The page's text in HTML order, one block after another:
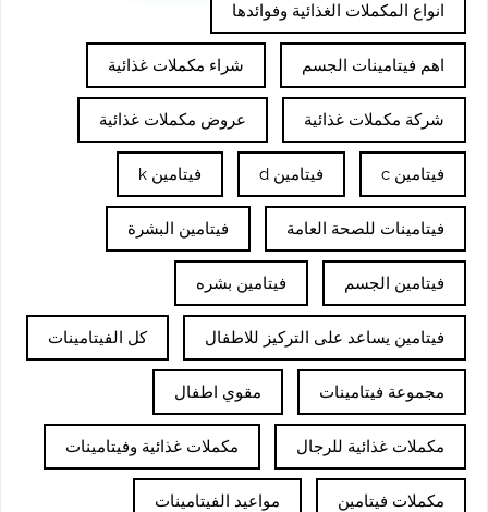
انواع المكملات الغذائية وفوائدها
اهم فيتامينات الجسم شراء مكملات غذائية
شركة مكملات غذائية عروض مكملات غذائية
فيتامين c فيتامين d فيتامين k
فيتامينات للصحة العامة فيتامين البشرة
فيتامين الجسم فيتامين بشره
فيتامين يساعد على التركيز للاطفال كل الفيتامينات
مجموعة فيتامينات مقوي اطفال
مكملات غذائية للرجال مكملات غذائية وفيتامينات
مكملات فيتامين مواعيد الفيتامينات